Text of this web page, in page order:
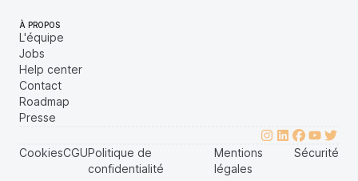
À PROPOS
L'équipe
Jobs
Help center
Contact
Roadmap
Presse
CookiesCGUPolitique de
confidentialité
Mentions
légales
Sécurité